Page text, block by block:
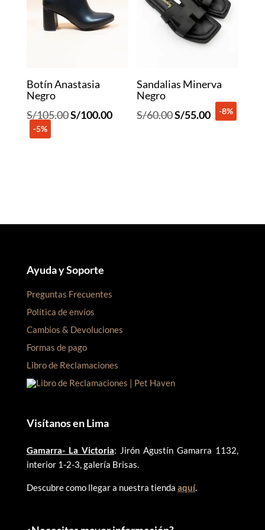
Botín Anastasia
Negro
S/105.00El
S/100.00El
-5%
Sandalias Minerva
Negro
S/60.00El
S/55.00El-8%
Ayuda y Soporte
Preguntas Frecuentes
Política de envíos
Cambios & Devoluciones
Formas de pago
Libro de Reclamaciones
Visítanos en Lima
Gamarra- La Victoria: Jirón Agustín Gamarra 1132,
interior 1-2-3, galería Brisas.
Descubre como llegar a nuestra tienda aquí.